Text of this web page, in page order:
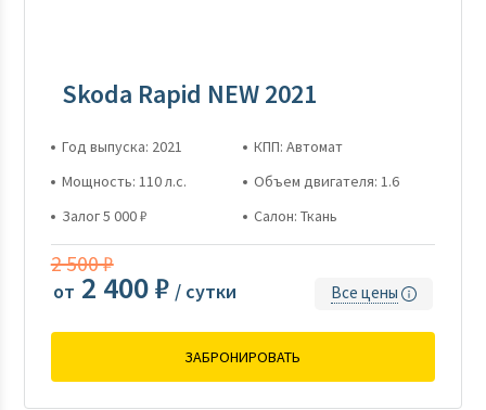
Skoda Rapid NEW 2021
Год выпуска: 2021
КПП: Автомат
Мощность: 110 л.с.
Объем двигателя: 1.6
Залог 5 000 ₽
Салон: Ткань
2 500 ₽
от 2 400 ₽ / сутки Все цены
ЗАБРОНИРОВАТЬ